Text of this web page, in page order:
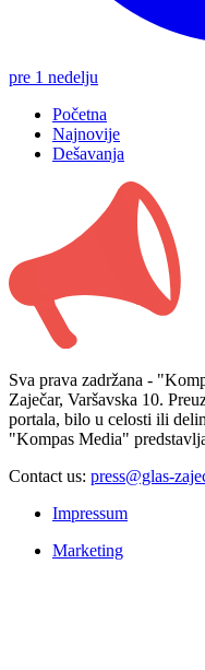
pre 1 nedelju
Početna
Najnovije
Dešavanja
Sva prava zadržana -
Zaječar, Varšavska 10.
portala, bilo u celosti ili
"Kompas Media"
Contact us: press@glas-
Impressum
Marketing